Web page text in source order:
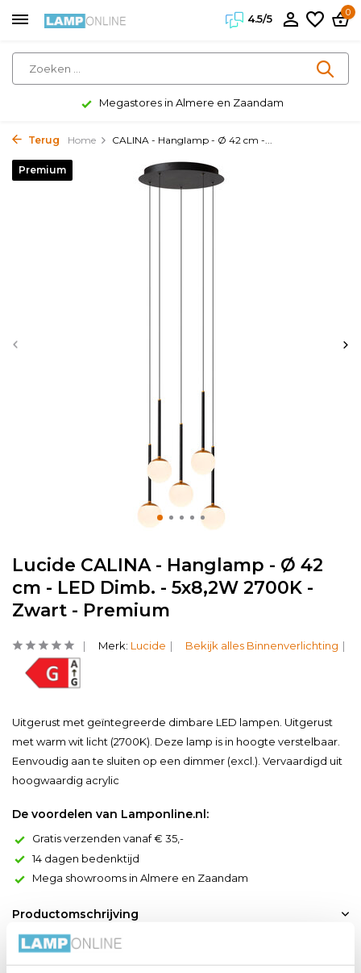
4.5/5
0
Megastores in Almere en Zaandam
Terug Home CALINA - Hanglamp - Ø 42 cm -...
Lucide CALINA - Hanglamp - Ø 42
cm - LED Dimb. - 5x8,2W 2700K -
Zwart - Premium
Premium
Merk: Lucide Bekijk alles Binnenverlichting
Uitgerust met geïntegreerde dimbare LED lampen. Uitgerust
met warm wit licht (2700K). Deze lamp is in hoogte verstelbaar.
Eenvoudig aan te sluiten op een dimmer (excl.). Vervaardigd uit
hoogwaardig acrylic
De voordelen van Lamponline.nl:
Gratis verzenden vanaf € 35,-
14 dagen bedenktijd
Mega showrooms in Almere en Zaandam
Productomschrijving
De Lucide CALINA hanglamp combineert een eigentijdse stijl